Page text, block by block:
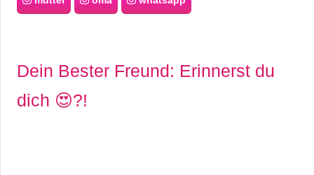
Dein Bester Freund: Erinnerst du
dich 😍?!